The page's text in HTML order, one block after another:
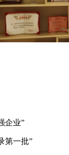
企业”
第一批”